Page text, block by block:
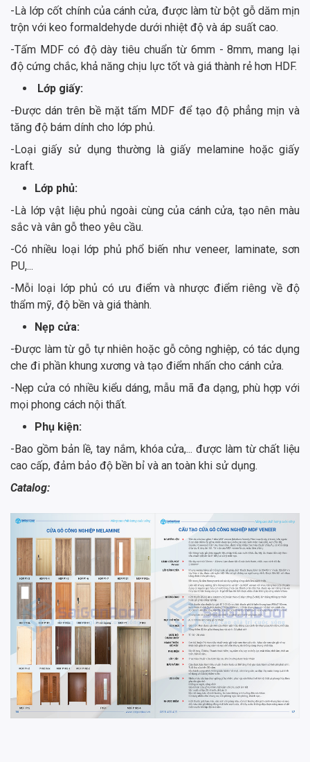
-Là lớp cốt chính của cánh cửa, được làm từ bột gỗ dăm mịn
trộn với keo formaldehyde dưới nhiệt độ và áp suất cao.
-Tấm MDF có độ dày tiêu chuẩn từ 6mm - 8mm, mang lại
độ cứng chắc, khả năng chịu lực tốt và giá thành rẻ hơn HDF.
Lớp giấy:
-Được dán trên bề mặt tấm MDF để tạo độ phẳng mịn và
tăng độ bám dính cho lớp phủ.
-Loại giấy sử dụng thường là giấy melamine hoặc giấy
kraft.
Lớp phủ:
-Là lớp vật liệu phủ ngoài cùng của cánh cửa, tạo nên màu
sắc và vân gỗ theo yêu cầu.
-Có nhiều loại lớp phủ phổ biến như veneer, laminate, sơn
PU,...
-Mỗi loại lớp phủ có ưu điểm và nhược điểm riêng về độ
thẩm mỹ, độ bền và giá thành.
Nẹp cửa:
-Được làm từ gỗ tự nhiên hoặc gỗ công nghiệp, có tác dụng
che đi phần khung xương và tạo điểm nhấn cho cánh cửa.
-Nẹp cửa có nhiều kiểu dáng, mẫu mã đa dạng, phù hợp với
mọi phong cách nội thất.
Phụ kiện:
-Bao gồm bản lề, tay nắm, khóa cửa,... được làm từ chất liệu
cao cấp, đảm bảo độ bền bỉ và an toàn khi sử dụng.
Catalog: